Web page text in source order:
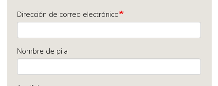
Dirección de correo electrónico
Nombre de pila